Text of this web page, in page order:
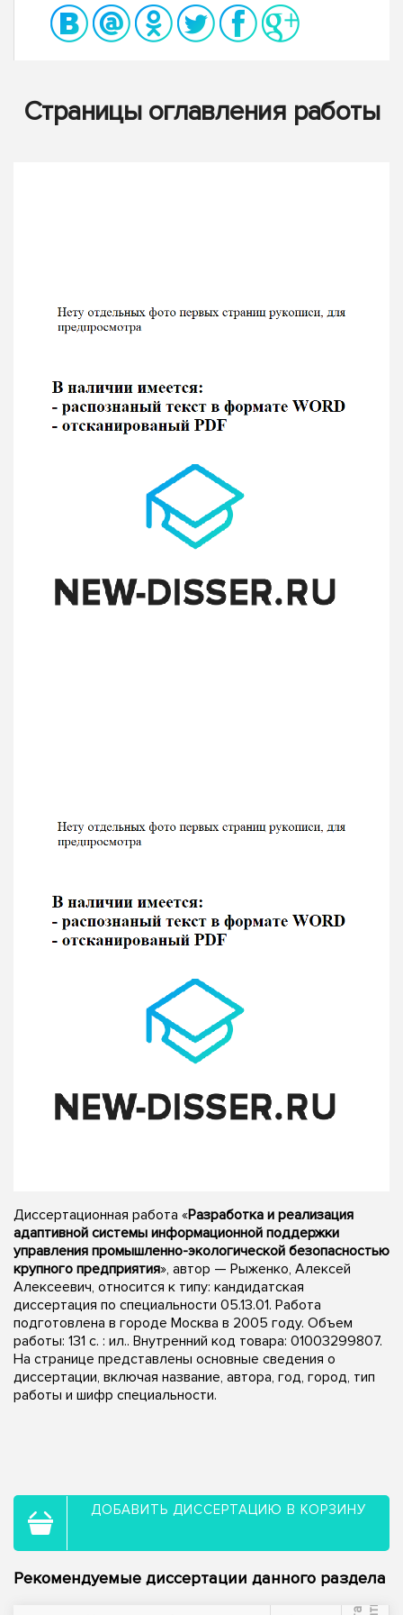
Страницы оглавления работы
Диссертационная работа «Разработка и реализация
адаптивной системы информационной поддержки
управления промышленно-экологической безопасностью
крупного предприятия», автор — Рыженко, Алексей
Алексеевич, относится к типу: кандидатская
диссертация по специальности 05.13.01. Работа
подготовлена в городе Москва в 2005 году. Объем
работы: 131 с. : ил.. Внутренний код товара: 01003299807.
На странице представлены основные сведения о
диссертации, включая название, автора, год, город, тип
работы и шифр специальности.
ДОБАВИТЬ ДИССЕРТАЦИЮ В КОРЗИНУ
Рекомендуемые диссертации данного раздела